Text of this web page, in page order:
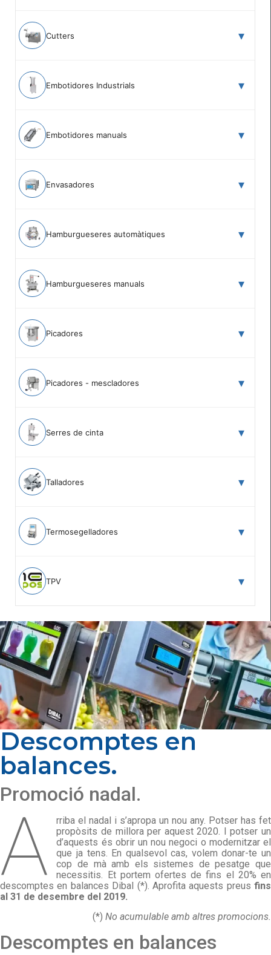
Cutters
Embotidores Industrials
Embotidores manuals
Envasadores
Hamburgueseres automàtiques
Hamburgueseres manuals
Picadores
Picadores - mescladores
Serres de cinta
Talladores
Termosegelladores
TPV
Descomptes en
balances.
Promoció nadal.
A
rriba el nadal i s’apropa un nou any. Potser has fet
propòsits de millora per aquest 2020. I potser un
d’aquests és obrir un nou negoci o modernitzar el
que ja tens. En qualsevol cas, volem donar-te un
cop de mà amb els sistemes de pesatge que
necessitis. Et portem ofertes de fins el 20% en
descomptes en balances Dibal (*). Aprofita aquests preus fins
al 31 de desembre del 2019.
(*) No acumulable amb altres promocions.
Descomptes en balances